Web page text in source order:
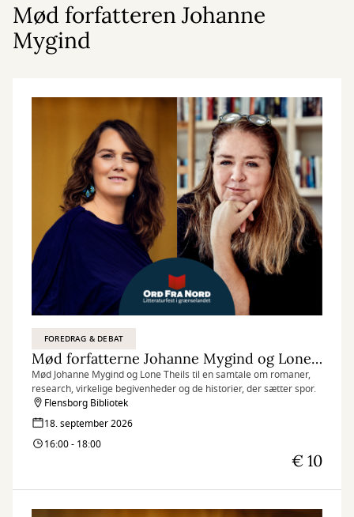
Mød forfatteren Johanne
Mygind
FOREDRAG & DEBAT
Mød forfatterne Johanne Mygind og Lone Theils
Mød Johanne Mygind og Lone Theils til en samtale om romaner,
research, virkelige begivenheder og de historier, der sætter spor.
Flensborg Bibliotek
18. september 2026
16:00 - 18:00
€ 10